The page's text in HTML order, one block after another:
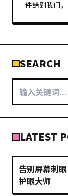
件给到我们，
SEARCH
LATEST
告别屏幕刺
护眼大师